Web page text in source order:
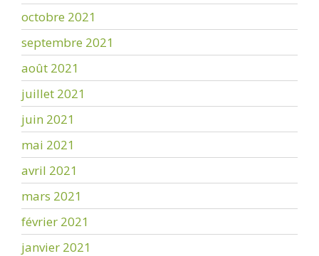
octobre 2021
septembre 2021
août 2021
juillet 2021
juin 2021
mai 2021
avril 2021
mars 2021
février 2021
janvier 2021